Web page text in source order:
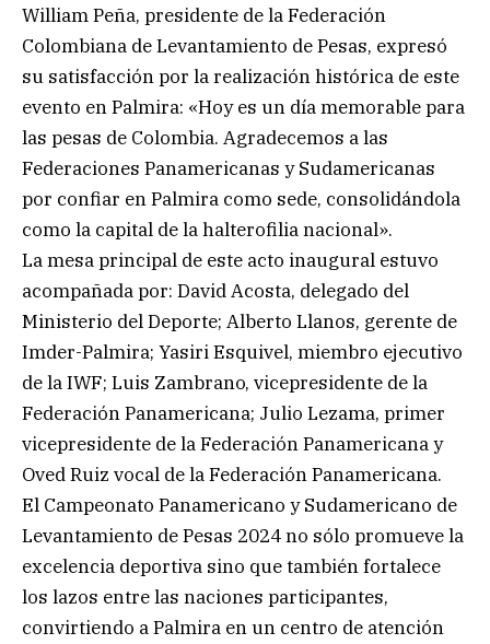
William Peña, presidente de la Federación
Colombiana de Levantamiento de Pesas, expresó
su satisfacción por la realización histórica de este
evento en Palmira: «Hoy es un día memorable para
las pesas de Colombia. Agradecemos a las
Federaciones Panamericanas y Sudamericanas
por confiar en Palmira como sede, consolidándola
como la capital de la halterofilia nacional».
La mesa principal de este acto inaugural estuvo
acompañada por: David Acosta, delegado del
Ministerio del Deporte; Alberto Llanos, gerente de
Imder-Palmira; Yasiri Esquivel, miembro ejecutivo
de la IWF; Luis Zambrano, vicepresidente de la
Federación Panamericana; Julio Lezama, primer
vicepresidente de la Federación Panamericana y
Oved Ruiz vocal de la Federación Panamericana.
El Campeonato Panamericano y Sudamericano de
Levantamiento de Pesas 2024 no sólo promueve la
excelencia deportiva sino que también fortalece
los lazos entre las naciones participantes,
convirtiendo a Palmira en un centro de atención